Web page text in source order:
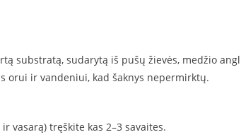
substratą, sudarytą iš pušų žievės, medžio
orui ir vandeniui, kad šaknys nepermirktų.
vasarą) tręškite kas 2–3 savaites.